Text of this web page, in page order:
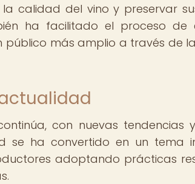
calidad del vino y preservar
ha facilitado el proceso de
más amplio a través de
con nuevas tendencias
se ha convertido en un tema
adoptando prácticas